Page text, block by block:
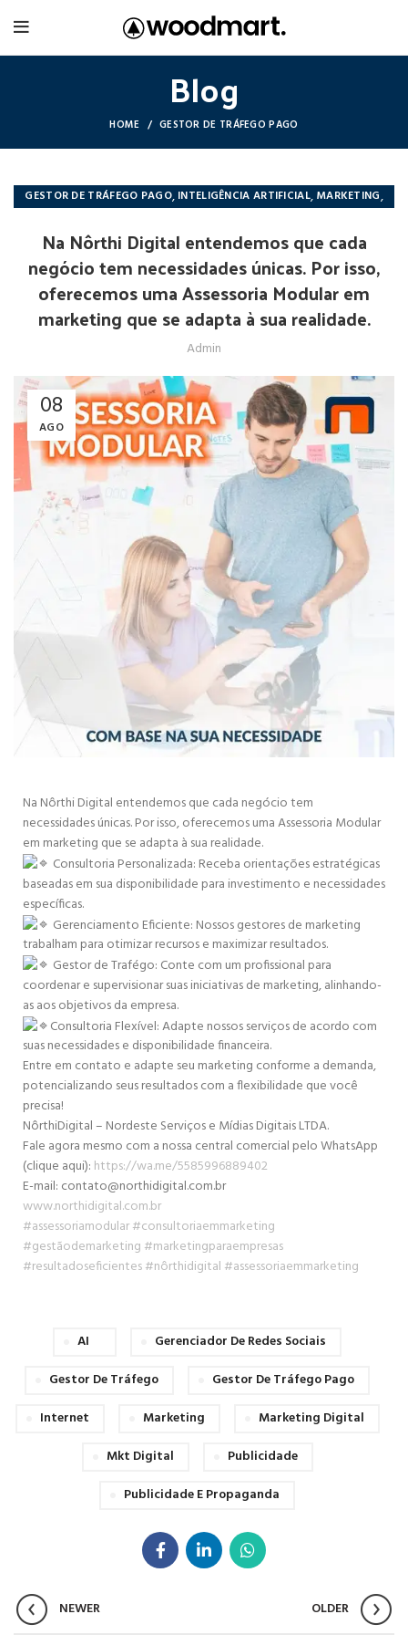
Blog
HOME GESTOR DE TRÁFEGO PAGO
GESTOR DE TRÁFEGO PAGO, INTELIGÊNCIA ARTIFICIAL, MARKETING,
Na Nôrthi Digital entendemos que cada
negócio tem necessidades únicas. Por isso,
oferecemos uma Assessoria Modular em
marketing que se adapta à sua realidade.
Admin
08
AGO
Na Nôrthi Digital entendemos que cada negócio tem
necessidades únicas. Por isso, oferecemos uma Assessoria Modular
em marketing que se adapta à sua realidade.
Consultoria Personalizada: Receba orientações estratégicas
baseadas em sua disponibilidade para investimento e necessidades
específicas.
Gerenciamento Eficiente: Nossos gestores de marketing
trabalham para otimizar recursos e maximizar resultados.
Gestor de Trafégo: Conte com um profissional para
coordenar e supervisionar suas iniciativas de marketing, alinhando-
as aos objetivos da empresa.
Consultoria Flexível: Adapte nossos serviços de acordo com
suas necessidades e disponibilidade financeira.
Entre em contato e adapte seu marketing conforme a demanda,
potencializando seus resultados com a flexibilidade que você
precisa!
NôrthiDigital – Nordeste Serviços e Mídias Digitais LTDA.
Fale agora mesmo com a nossa central comercial pelo WhatsApp
(clique aqui): https://wa.me/5585996889402
E-mail: contato@northidigital.com.br
www.northidigital.com.br
#assessoriamodular#consultoriaemmarketing
#gestãodemarketing #marketingparaempresas
#resultadoseficientes#nôrthidigital #assessoriaemmarketing
AI
Gerenciador De Redes Sociais
Gestor De Tráfego
Gestor De Tráfego Pago
Internet
Marketing
Marketing Digital
Mkt Digital
Publicidade
Publicidade E Propaganda
NEWER OLDER